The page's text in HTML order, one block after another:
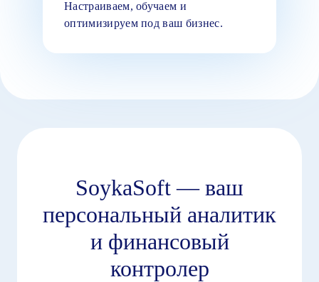
Настраиваем, обучаем и
оптимизируем под ваш бизнес.
SoykaSoft — ваш
персональный аналитик
и финансовый
контролер